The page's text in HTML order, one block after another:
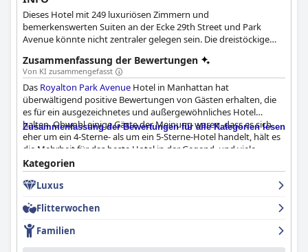
Dieses Hotel mit 249 luxuriösen Zimmern und
bemerkenswerten Suiten an der Ecke 29th Street und Park
Avenue könnte nicht zentraler gelegen sein. Die dreistöckige
einen überdimensionalen Kamin und dramatische Aubergine-
Kronleuchter.
Zusammenfassung der Bewertungen
Von KI zusammengefasst
Das Royalton Park Avenue Hotel in Manhattan hat
überwältigend positive Bewertungen von Gästen erhalten, die
es für ein ausgezeichnetes und außergewöhnliches Hotel
halten. Obwohl einige Gäste der Meinung waren, dass es sich
eher um ein 4-Sterne- als um ein 5-Sterne-Hotel handelt, hält es
die Mehrheit für das beste Hotel in der Gegend, und viele
bewerteten ihren Aufenthalt mit 10/10. Während es einige
Kritikpunkte an der Sauberkeit des Hotels gab, wurden die
Einrichtungen und der Service allgemein als hervorragend
Aufenthalt genossen und einen außergewöhnlichen Service
erlebt haben, sehr empfohlen.
Zusammenfassung der Bewertungen für alle Kategorien lesen
Kategorien
Luxus
Flitterwochen
Familien